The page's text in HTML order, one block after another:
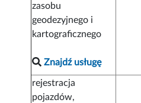
zasobu
geodezyjnego i
kartograficznego
Znajdź usługę
rejestracja
pojazdów,